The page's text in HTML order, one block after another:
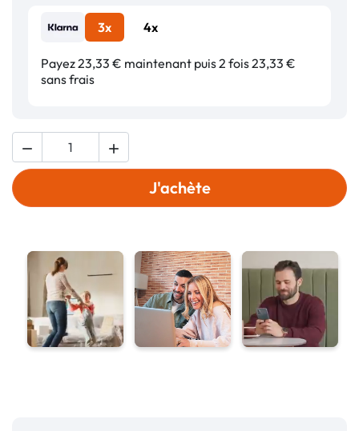
3x 4x
Payez 23,33 € maintenant puis 2 fois 23,33 €
sans frais
 
J'achète